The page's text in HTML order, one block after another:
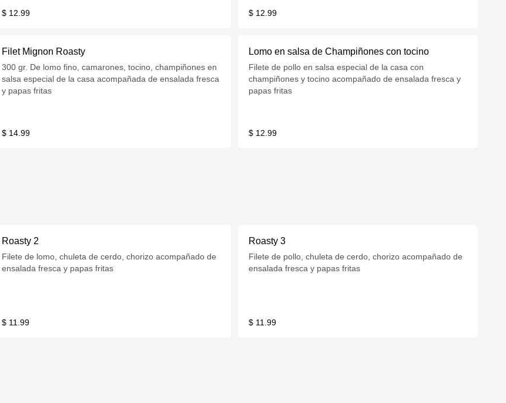
$ 12.99 $ 12.99
Filet Mignon Roasty
300 gr. De lomo fino, camarones, tocino, champiñones en
salsa especial de la casa acompañada de ensalada fresca
y papas fritas
$ 14.99
Lomo en salsa de Champiñones con tocino
Filete de pollo en salsa especial de la casa con
champiñones y tocino acompañado de ensalada fresca y
papas fritas
$ 12.99
Roasty 2
Filete de lomo, chuleta de cerdo, chorizo acompañado de
ensalada fresca y papas fritas
$ 11.99
Roasty 3
Filete de pollo, chuleta de cerdo, chorizo acompañado de
ensalada fresca y papas fritas
$ 11.99